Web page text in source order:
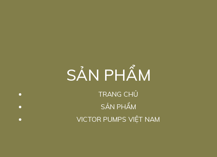
SẢN PHẨM
TRANG CHỦ
SẢN PHẨM
VICTOR PUMPS VIỆT NAM